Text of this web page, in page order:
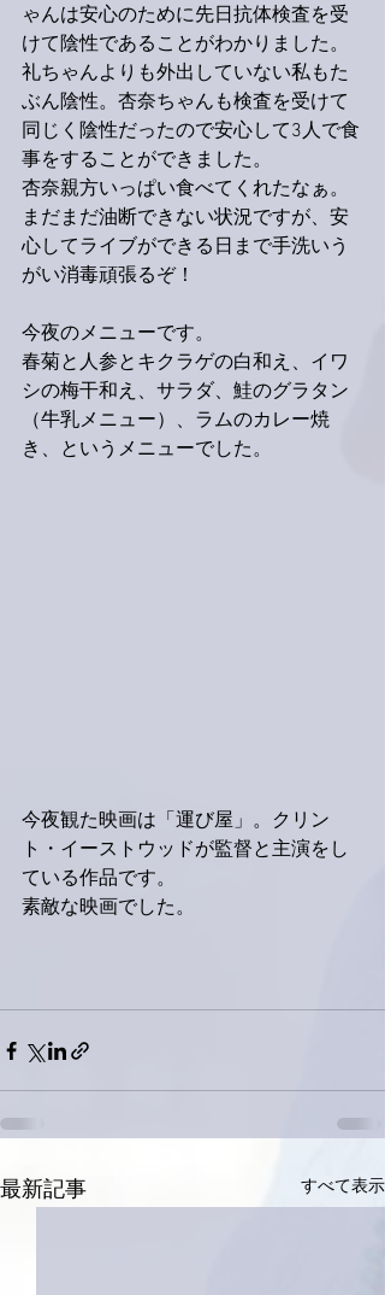
ゃんは安心のために先日抗体検査を受
けて陰性であることがわかりました。
礼ちゃんよりも外出していない私もた
ぶん陰性。杏奈ちゃんも検査を受けて
同じく陰性だったので安心して3人で食
事をすることができました。
杏奈親方いっぱい食べてくれたなぁ。
まだまだ油断できない状況ですが、安
心してライブができる日まで手洗いう
がい消毒頑張るぞ！
今夜のメニューです。
春菊と人参とキクラゲの白和え、イワ
シの梅干和え、サラダ、鮭のグラタン
（牛乳メニュー）、ラムのカレー焼
き、というメニューでした。
今夜観た映画は「運び屋」。クリン
ト・イーストウッドが監督と主演をし
ている作品です。
素敵な映画でした。
最新記事 すべて表示